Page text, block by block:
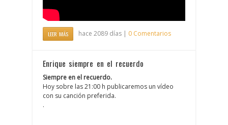
LEER MÁS hace 2089 días | 0 Comentarios
Enrique siempre en el recuerdo
Siempre en el recuerdo.
Hoy sobre las 21:00 h publicaremos un vídeo
con su canción preferida.
.